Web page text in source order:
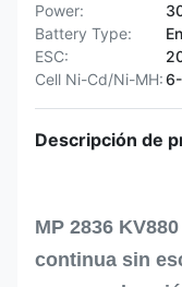
Power:
Battery Type:
ESC:
Cell Ni-Cd/Ni-MH:
Descripción de
MP 2836
continua sin